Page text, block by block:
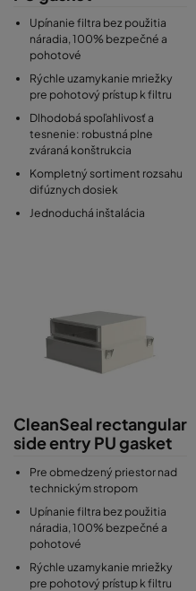
Nástavec je jednoduchý na
vybavený upínaním filtra bez
filtra. Filter je už umiestnený v
tretia ruka ani ďalšia osoba.
Inovatívne rýchle upínanie
poskytujú priamy prístup k
otvárajú iba pomocou
Upínanie filtra bez použitia
náradia, 100% bezpečné a
pohotové
Rýchle uzamykanie mriežky
pre pohotový prístup k filtru
Dlhodobá spoľahlivosť a
tesnenie: robustná plne
zváraná konštrukcia
Kompletný sortiment rozsahu
difúznych dosiek
Jednoduchá inštalácia
CleanSeal rectangular
side entry PU gasket
Pre obmedzený priestor nad
technickým stropom
Upínanie filtra bez použitia
náradia, 100% bezpečné a
pohotové
Rýchle uzamykanie mriežky
pre pohotový prístup k filtru